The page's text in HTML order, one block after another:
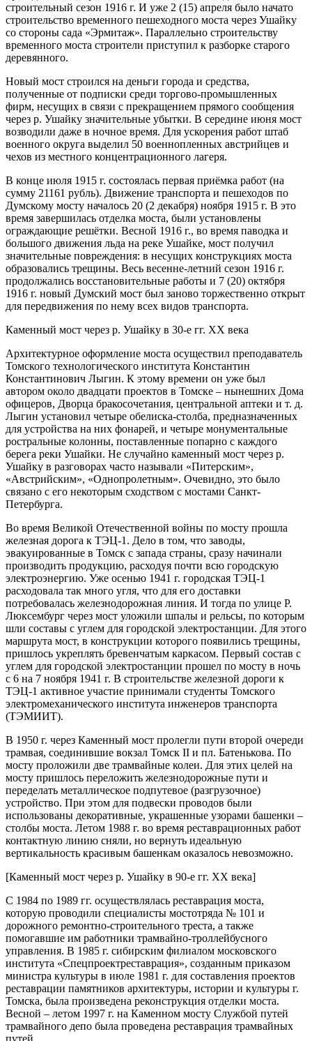
строительный сезон 1916 г. И уже 2 (15) апреля было начато
строительство временного пешеходного моста через Ушайку
со стороны сада «Эрмитаж». Параллельно строительству
временного моста строители приступил к разборке старого
деревянного.
Новый мост строился на деньги города и средства,
полученные от подписки среди торгово-промышленных
фирм, несущих в связи с прекращением прямого сообщения
через р. Ушайку значительные убытки. В середине июня мост
возводили даже в ночное время. Для ускорения работ штаб
военного округа выделил 50 военнопленных австрийцев и
чехов из местного концентрационного лагеря.
В конце июля 1915 г. состоялась первая приёмка работ (на
сумму 21161 рубль). Движение транспорта и пешеходов по
Думскому мосту началось 20 (2 декабря) ноября 1915 г. В это
время завершилась отделка моста, были установлены
ограждающие решётки. Весной 1916 г., во время паводка и
большого движения льда на реке Ушайке, мост получил
значительные повреждения: в несущих конструкциях моста
образовались трещины. Весь весенне-летний сезон 1916 г.
продолжались восстановительные работы и 7 (20) октября
1916 г. новый Думский мост был заново торжественно открыт
для передвижения по нему всех видов транспорта.
Каменный мост через р. Ушайку в 30-е гг. XX века
Архитектурное оформление моста осуществил преподаватель
Томского технологического института Константин
Константинович Лыгин. К этому времени он уже был
автором около двадцати проектов в Томске – нынешних Дома
офицеров, Дворца бракосочетания, центральной аптеки и т. д.
Лыгин установил четыре обелиска-столба, предназначенных
для устройства на них фонарей, и четыре монументальные
ростральные колонны, поставленные попарно с каждого
берега реки Ушайки. Не случайно каменный мост через р.
Ушайку в разговорах часто называли «Питерским»,
«Австрийским», «Однопролетным». Очевидно, это было
связано с его некоторым сходством с мостами Санкт-
Петербурга.
Во время Великой Отечественной войны по мосту прошла
железная дорога к ТЭЦ-1. Дело в том, что заводы,
эвакуированные в Томск с запада страны, сразу начинали
производить продукцию, расходуя почти всю городскую
электроэнергию. Уже осенью 1941 г. городская ТЭЦ-1
расходовала так много угля, что для его доставки
потребовалась железнодорожная линия. И тогда по улице Р.
Люксембург через мост уложили шпалы и рельсы, по которым
шли составы с углем для городской электростанции. Для этого
маршрута мост, в конструкции которого появились трещины,
пришлось укреплять бревенчатым каркасом. Первый состав с
углем для городской электростанции прошел по мосту в ночь
с 6 на 7 ноября 1941 г. В строительстве железной дороги к
ТЭЦ-1 активное участие принимали студенты Томского
электромеханического института инженеров транспорта
(ТЭМИИТ).
В 1950 г. через Каменный мост пролегли пути второй очереди
трамвая, соединившие вокзал Томск II и пл. Батенькова. По
мосту проложили две трамвайные колеи. Для этих целей на
мосту пришлось переложить железнодорожные пути и
переделать металлическое подпутевое (разгрузочное)
устройство. При этом для подвески проводов были
использованы декоративные, украшенные узорами башенки –
столбы моста. Летом 1988 г. во время реставрационных работ
контактную линию сняли, но вернуть идеальную
вертикальность красивым башенкам оказалось невозможно.
[Каменный мост через р. Ушайку в 90-е гг. XX века]
С 1984 по 1989 гг. осуществлялась реставрация моста,
которую проводили специалисты мостотряда № 101 и
дорожного ремонтно-строительного треста, а также
помогавшие им работники трамвайно-троллейбусного
управления. В 1985 г. сибирским филиалом московского
института «Спецпроектреставрация», созданным приказом
министра культуры в июле 1981 г. для составления проектов
реставрации памятников архитектуры, истории и культуры г.
Томска, была произведена реконструкция отделки моста.
Весной – летом 1997 г. на Каменном мосту Службой путей
трамвайного депо была проведена реставрация трамвайных
путей.